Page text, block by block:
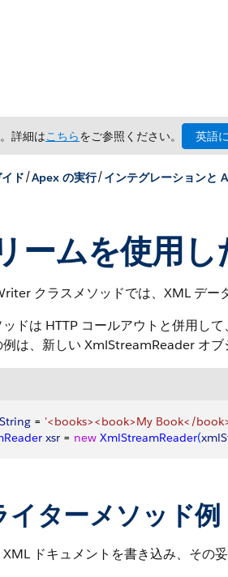
詳細はこちらをご参照ください。 英語
ド/Apex の実行/インテグレーションと
ームを使用
クラスメソッドでは、XML デー
ドは HTTP コールアウトと併用し
例は、新しい XmlStreamReader オ
= '<books><book>My Book</
xsr = new XmlStreamReader(
イターメソッド例
ドキュメントを書き込み、その